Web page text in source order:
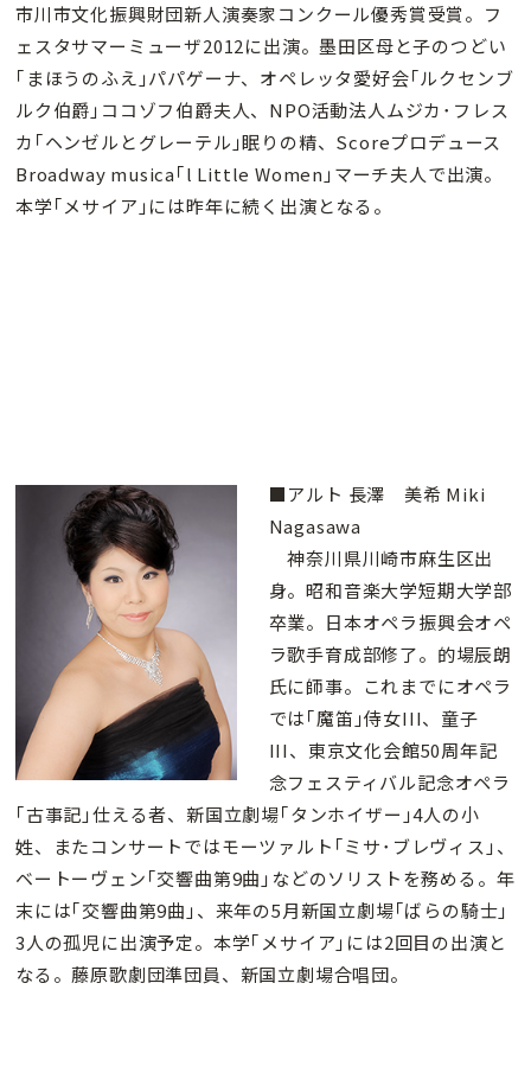
市川市文化振興財団新人演奏家コンクール優秀賞受賞。フ
ェスタサマーミューザ2012に出演。墨田区母と子のつどい
｢まほうのふえ｣パパゲーナ、オペレッタ愛好会｢ルクセンブ
ルク伯爵｣ココゾフ伯爵夫人、NPO活動法人ムジカ･フレス
カ｢ヘンゼルとグレーテル｣眠りの精、Scoreプロデュース
Broadway musica｢l Little Women｣マーチ夫人で出演。
本学｢メサイア｣には昨年に続く出演となる。
■アルト 長澤 美希 Miki
Nagasawa
神奈川県川崎市麻生区出
身。昭和音楽大学短期大学部
卒業。日本オペラ振興会オペ
ラ歌手育成部修了。的場辰朗
氏に師事。これまでにオペラ
では｢魔笛｣侍女III、童子
III、東京文化会館50周年記
念フェスティバル記念オペラ
｢古事記｣仕える者、新国立劇場｢タンホイザー｣4人の小
姓、またコンサートではモーツァルト｢ミサ･ブレヴィス｣、
ベートーヴェン｢交響曲第9曲｣などのソリストを務める。年
末には｢交響曲第9曲｣、来年の5月新国立劇場｢ばらの騎士｣
3人の孤児に出演予定。本学｢メサイア｣には2回目の出演と
なる。藤原歌劇団準団員、新国立劇場合唱団。